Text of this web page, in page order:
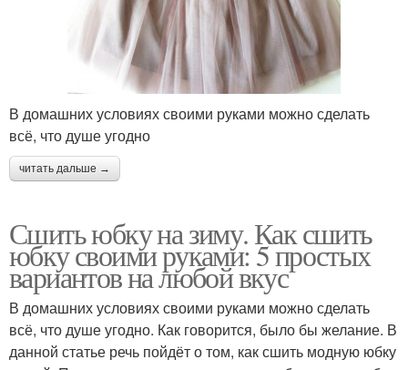
В домашних условиях своими руками можно сделать
всё, что душе угодно
читать дальше →
Сшить юбку на зиму. Как сшить
юбку своими руками: 5 простых
вариантов на любой вкус
В домашних условиях своими руками можно сделать
всё, что душе угодно. Как говорится, было бы желание. В
данной статье речь пойдёт о том, как сшить модную юбку